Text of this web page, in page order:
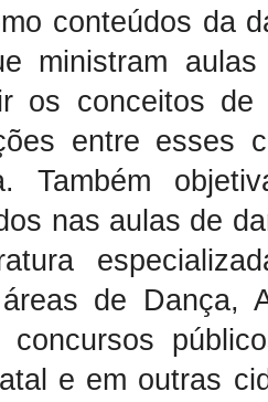
conteúdos da
ministram
os conceitos
entre esses
Também
nas aulas de
de Dança,
concursos
e em outras